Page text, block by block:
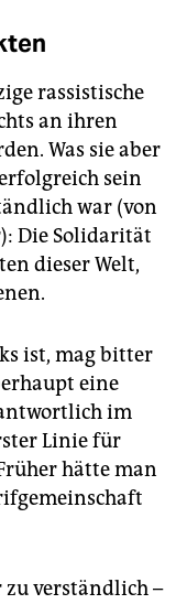
rassistische
an ihren
Was sie aber
sein
war (von
Die Solidarität
dieser Welt,
ist, mag bitter
eine
im
Linie für
hätte man
verständlich –